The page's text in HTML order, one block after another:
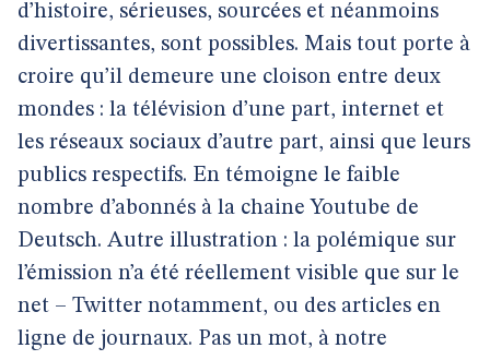
d’histoire, sérieuses, sourcées et néanmoins
divertissantes, sont possibles. Mais tout porte à
croire qu’il demeure une cloison entre deux
mondes : la télévision d’une part, internet et
les réseaux sociaux d’autre part, ainsi que leurs
publics respectifs. En témoigne le faible
nombre d’abonnés à la chaine Youtube de
Deutsch. Autre illustration : la polémique sur
l’émission n’a été réellement visible que sur le
net – Twitter notamment, ou des articles en
ligne de journaux. Pas un mot, à notre